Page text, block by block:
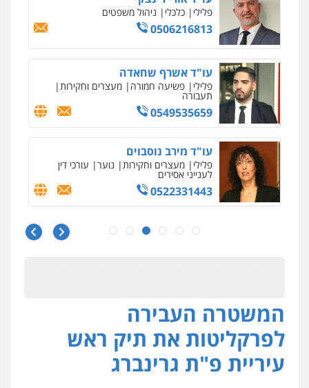
פלילי צווארון לבן תעבורה
וחקירות
0506277425
עו"ד שאדי דבאח
פלילי פשיעה כלכלית תעבורה
0505643689
עו"ד נעם שביט
פלילי פשיעה חמורה מיסים הלבנת הון
פסיכיאטריה משפטית
0506216048
עו"ד חמאדה מסרי
עו"ד אייל אביטל
פלילי פשיעה חמורה
0544712201
המשטרה העבירה
לפרקליטות את תיק ראש
עיריית פ"ת גרינברג